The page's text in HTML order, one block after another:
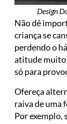
Design
Não dê
criança se
perdendo o
atitude muito
só para
Ofereça
raiva de uma
Por exemplo,